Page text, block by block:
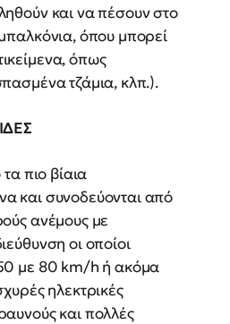
και να πέσουν στο
όπου μπορεί
όπως
τζάμια, κλπ.).
πιο βίαια
και συνοδεύονται από
ανέμους με
οι οποίοι
με 80 km/h ή ακόμα
ηλεκτρικές
και πολλές